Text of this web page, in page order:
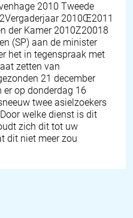
2010 Tweede
2010Œ2011
der Kamer 2010Z20018
(SP) aan de minister
het in tegenspraak met
zetten van
21 december
er op donderdag 16
twee asielzoekers
welke dienst is dit
zich dit tot uw
dit niet meer zou